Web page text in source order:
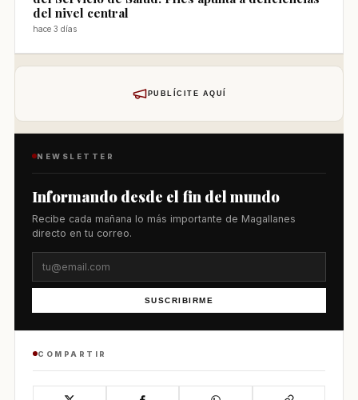
del nivel central
hace 3 días
PUBLÍCITE AQUÍ
NEWSLETTER
Informando desde el fin del mundo
Recibe cada mañana lo más importante de Magallanes
directo en tu correo.
SUSCRIBIRME
COMPARTIR